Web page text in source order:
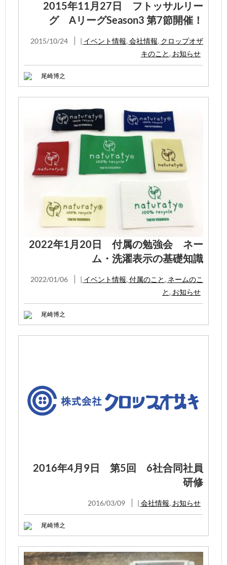
2015年11月27日 フトッサルリー
グ AリーグSeason3 第7節開催！
2015/10/24 | イベント情報, 会社情報, クロップオザ
キのこと , お知らせ
尾崎博之
2022年1月20日 付属の勉強会 ネー
ム・洗濯表示の基礎知識
2022/01/06 | イベント情報, 付属のこと , ネームのこ
と , お知らせ
尾崎博之
2016年4月9日 第5回 6社合同社員
研修
2016/03/09 | 会社情報, お知らせ
尾崎博之